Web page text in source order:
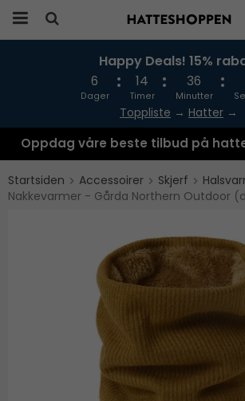
Produktet har blitt lagt til i
Happy Deals! 15%
6
Dager
14
Timer
36
Minutter
Toppliste → Hatter →
Oppdag våre beste tilbud på
Startsiden Accessoirer Skjerf
Nakkevarmer - Gårda Northern Outdoor